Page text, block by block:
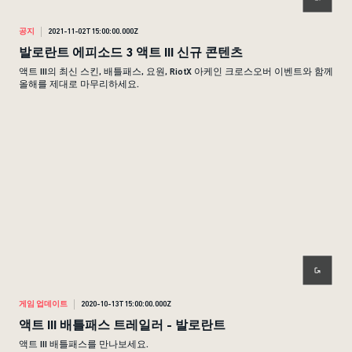
공지 2021-11-02T15:00:00.000Z
발로란트 에피소드 3 액트 III 신규 콘텐츠
액트 III의 최신 스킨, 배틀패스, 요원, RiotX 아케인 크로스오버 이벤트와 함께
올해를 제대로 마무리하세요.
게임 업데이트 2020-10-13T15:00:00.000Z
액트 III 배틀패스 트레일러 - 발로란트
액트 III 배틀패스를 만나보세요.